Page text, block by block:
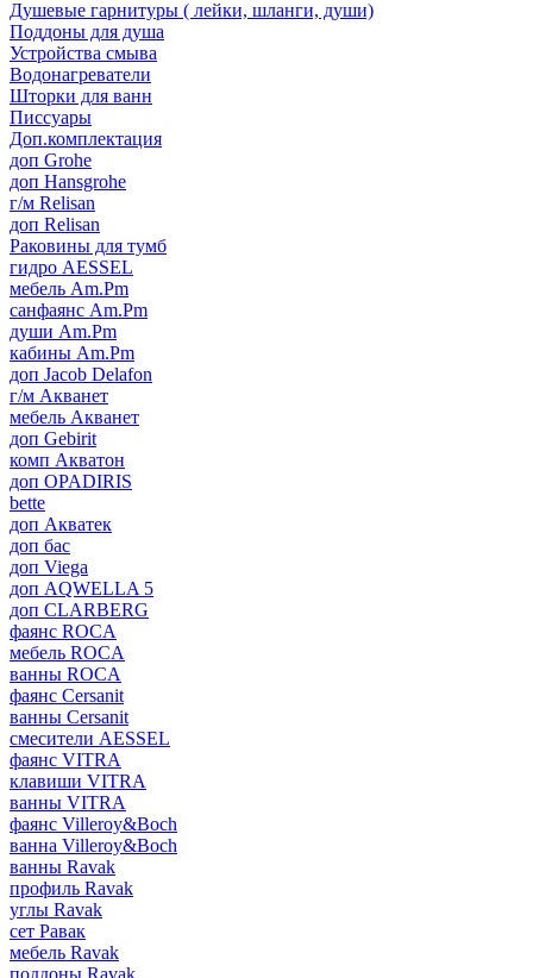
Душевые гарнитуры ( лейки, шланги, души)
Поддоны для душа
Устройства смыва
Водонагреватели
Шторки для ванн
Писсуары
Доп.комплектация
доп Grohe
доп Hansgrohe
г/м Relisan
доп Relisan
Раковины для тумб
гидро AESSEL
мебель Am.Pm
санфаянс Am.Pm
души Am.Pm
кабины Am.Pm
доп Jacob Delafon
г/м Акванет
мебель Акванет
доп Gebirit
комп Акватон
доп OPADIRIS
bette
доп Акватек
доп бас
доп Viega
доп AQWELLA 5
доп CLARBERG
фаянс ROCA
мебель ROCA
ванны ROCA
фаянс Cersanit
ванны Cersanit
смесители AESSEL
фаянс VITRA
клавиши VITRA
ванны VITRA
фаянс Villeroy&Boch
ванна Villeroy&Boch
ванны Ravak
профиль Ravak
углы Ravak
сет Равак
мебель Ravak
поддоны Ravak